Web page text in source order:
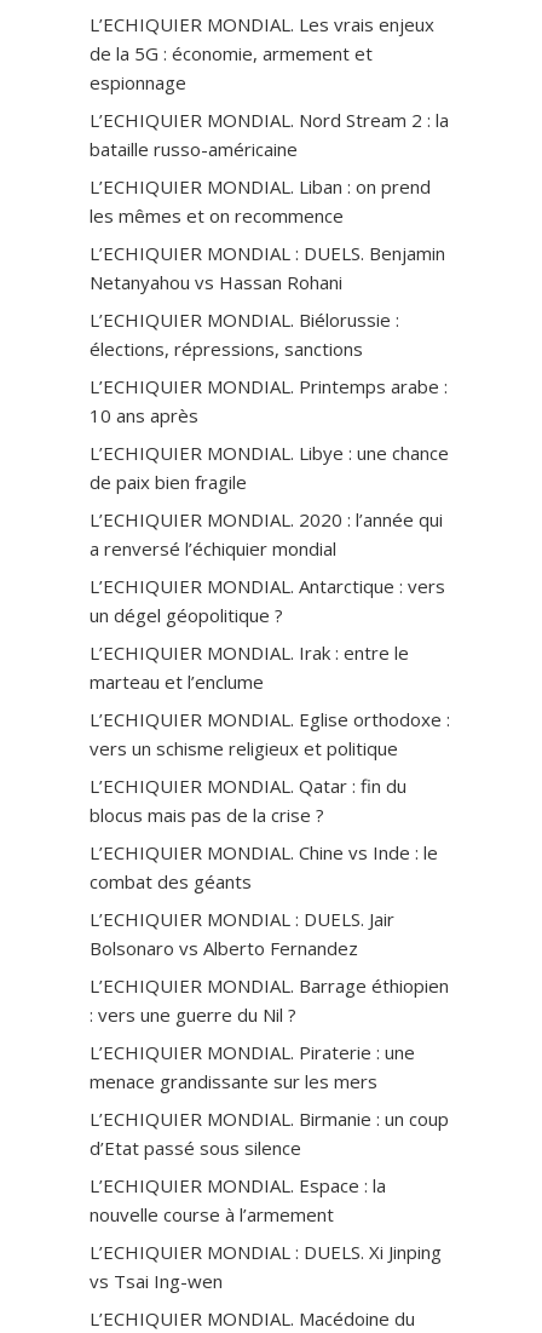
L’ECHIQUIER MONDIAL. Les vrais enjeux
de la 5G : économie, armement et
espionnage
L’ECHIQUIER MONDIAL. Nord Stream 2 : la
bataille russo-américaine
L’ECHIQUIER MONDIAL. Liban : on prend
les mêmes et on recommence
L’ECHIQUIER MONDIAL : DUELS. Benjamin
Netanyahou vs Hassan Rohani
L’ECHIQUIER MONDIAL. Biélorussie :
élections, répressions, sanctions
L’ECHIQUIER MONDIAL. Printemps arabe :
10 ans après
L’ECHIQUIER MONDIAL. Libye : une chance
de paix bien fragile
L’ECHIQUIER MONDIAL. 2020 : l’année qui
a renversé l’échiquier mondial
L’ECHIQUIER MONDIAL. Antarctique : vers
un dégel géopolitique ?
L’ECHIQUIER MONDIAL. Irak : entre le
marteau et l’enclume
L’ECHIQUIER MONDIAL. Eglise orthodoxe :
vers un schisme religieux et politique
L’ECHIQUIER MONDIAL. Qatar : fin du
blocus mais pas de la crise ?
L’ECHIQUIER MONDIAL. Chine vs Inde : le
combat des géants
L’ECHIQUIER MONDIAL : DUELS. Jair
Bolsonaro vs Alberto Fernandez
L’ECHIQUIER MONDIAL. Barrage éthiopien
: vers une guerre du Nil ?
L’ECHIQUIER MONDIAL. Piraterie : une
menace grandissante sur les mers
L’ECHIQUIER MONDIAL. Birmanie : un coup
d’Etat passé sous silence
L’ECHIQUIER MONDIAL. Espace : la
nouvelle course à l’armement
L’ECHIQUIER MONDIAL : DUELS. Xi Jinping
vs Tsai Ing-wen
L’ECHIQUIER MONDIAL. Macédoine du